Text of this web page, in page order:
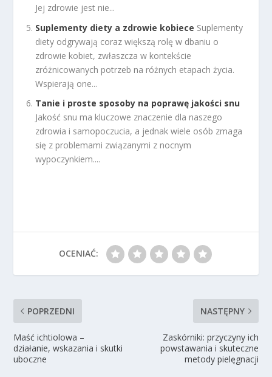
Jej zdrowie jest nie...
Suplementy diety a zdrowie kobiece Suplementy
diety odgrywają coraz większą rolę w dbaniu o
zdrowie kobiet, zwłaszcza w kontekście
zróżnicowanych potrzeb na różnych etapach życia.
Wspierają one...
Tanie i proste sposoby na poprawę jakości snu
Jakość snu ma kluczowe znaczenie dla naszego
zdrowia i samopoczucia, a jednak wiele osób zmaga
się z problemami związanymi z nocnym
wypoczynkiem....
OCENIAĆ:
POPRZEDNI
Maść ichtiolowa –
działanie, wskazania i skutki
uboczne
NASTĘPNY
Zaskórniki: przyczyny ich
powstawania i skuteczne
metody pielęgnacji